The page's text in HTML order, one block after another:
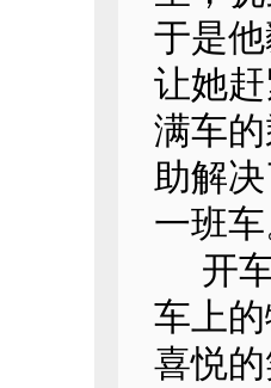
于是
让她
满车
助解
一班
开车
车上
喜悦